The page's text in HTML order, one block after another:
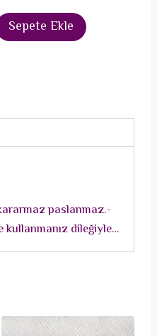
Sepete Ekle
paslanmaz.-
kullanmanız dileğiyle…